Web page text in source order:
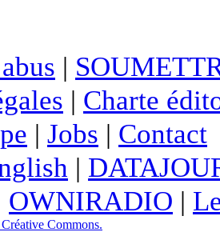
|
| Charte
| Jobs | Contact
|
OWNIRADIO |
Commons.